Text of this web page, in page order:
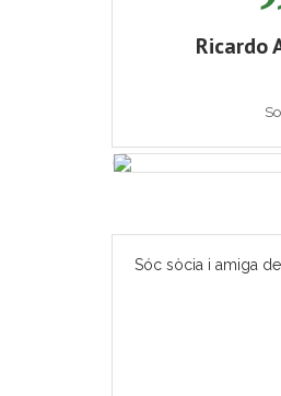
Ricardo
Sóc sòcia i amiga